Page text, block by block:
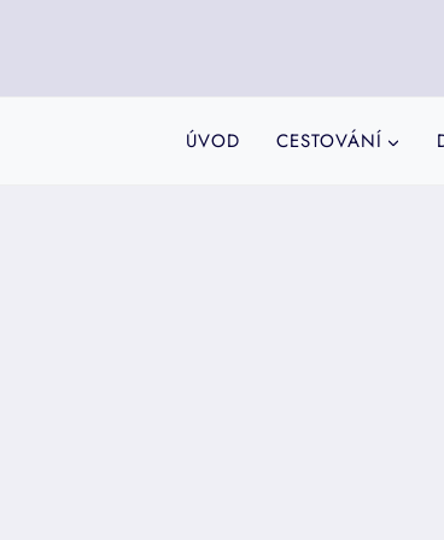
ÚVOD CESTOVÁNÍ